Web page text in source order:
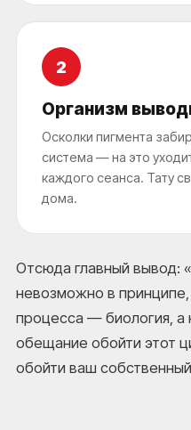
2
Организм
Осколки пигмента
система — на это
каждого сеанса. Тату
дома.
Отсюда главный вывод:
невозможно в
процесса — биология, а
обещание обойти этот
обойти ваш